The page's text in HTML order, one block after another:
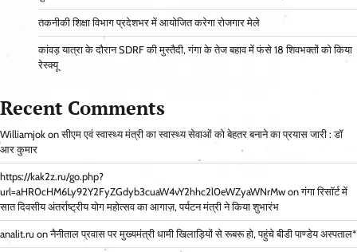
तकनीकी शिक्षा विभाग प्रदेशभर में आयोजित करेगा रोजगार मेले
कांवड़ यात्रा के दौरान SDRF की मुस्तैदी, गंगा के तेज बहाव में फंसे 18 शिवभक्तों को किया
रेस्क्यू
Recent Comments
Williamjok onसीएम एवं स्वास्थ्य मंत्री का स्वास्थ्य सेवाओं को बेहतर बनाने का प्रयास जारी : डॉ
आर कुमार
https://kak2z.ru/go.php?
url=aHR0cHM6Ly92Y2FyZGdyb3cuaW4vY2hhc2l0eWZyaWNrMw onगंगा रिसॉर्ट में
सात दिवसीय अंतर्राष्ट्रीय योग महोत्सव का आगाज़, पर्यटन मंत्री ने किया शुभारंभ
analit.ru onनैनीताल प्रवास पर मुख्यमंत्री धामी खिलाड़ियों से रूबरू हो, पहुंचे बीडी पाण्डेय अस्पताल*